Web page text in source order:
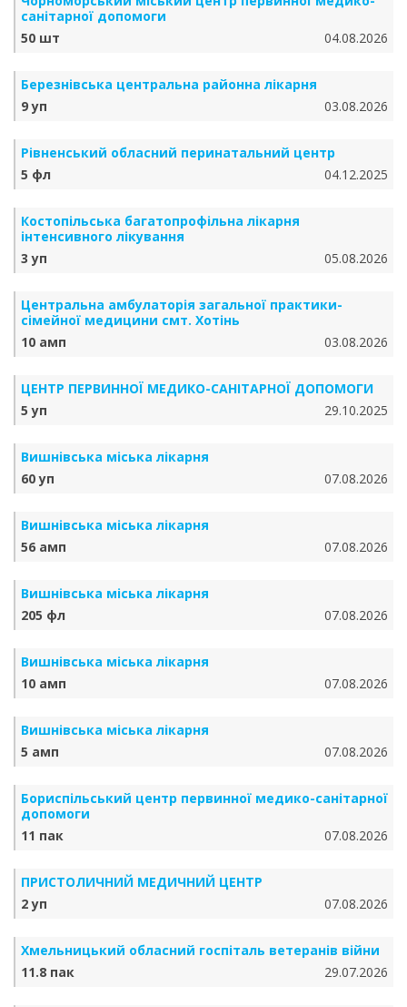
санітарної допомоги
50 шт
04.08.2026
Березнівська центральна районна лікарня
9 уп
03.08.2026
Рівненський обласний перинатальний центр
5 фл
04.12.2025
Костопільська багатопрофільна лікарня
інтенсивного лікування
3 уп
05.08.2026
Центральна амбулаторія загальної практики-
сімейної медицини смт. Хотінь
10 амп
03.08.2026
ЦЕНТР ПЕРВИННОЇ МЕДИКО-САНІТАРНОЇ ДОПОМОГИ
5 уп
29.10.2025
Вишнівська міська лікарня
60 уп
07.08.2026
Вишнівська міська лікарня
56 амп
07.08.2026
Вишнівська міська лікарня
205 фл
07.08.2026
Вишнівська міська лікарня
10 амп
07.08.2026
Вишнівська міська лікарня
5 амп
07.08.2026
Бориспільський центр первинної медико-санітарної
допомоги
11 пак
07.08.2026
ПРИСТОЛИЧНИЙ МЕДИЧНИЙ ЦЕНТР
2 уп
07.08.2026
Хмельницький обласний госпіталь ветеранів війни
11.8 пак
29.07.2026